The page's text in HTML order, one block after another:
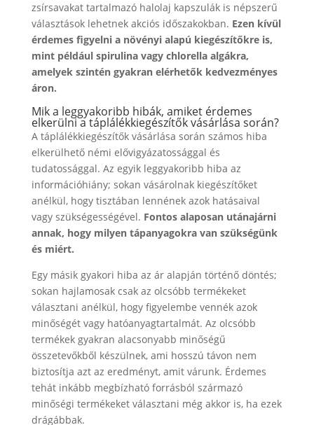
zsírsavakat tartalmazó halolaj kapszulák is népszerű
választások lehetnek akciós időszakokban. Ezen kívül
érdemes figyelni a növényi alapú kiegészítőkre is,
mint például spirulina vagy chlorella algákra,
amelyek szintén gyakran elérhetők kedvezményes
áron.
Mik a leggyakoribb hibák, amiket érdemes
elkerülni a táplálékkiegészítők vásárlása során?
A táplálékkiegészítők vásárlása során számos hiba
elkerülhető némi elővigyázatossággal és
tudatossággal. Az egyik leggyakoribb hiba az
információhiány; sokan vásárolnak kiegészítőket
anélkül, hogy tisztában lennének azok hatásaival
vagy szükségességével. Fontos alaposan utánajárni
annak, hogy milyen tápanyagokra van szükségünk
és miért.
Egy másik gyakori hiba az ár alapján történő döntés;
sokan hajlamosak csak az olcsóbb termékeket
választani anélkül, hogy figyelembe vennék azok
minőségét vagy hatóanyagtartalmát. Az olcsóbb
termékek gyakran alacsonyabb minőségű
összetevőkből készülnek, ami hosszú távon nem
biztosítja azt az eredményt, amit várunk. Érdemes
tehát inkább megbízható forrásból származó
minőségi termékeket választani még akkor is, ha ezek
drágábbak.